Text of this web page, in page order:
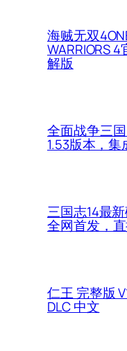
海贼无双
WARRIORS
解版
全面战争三
1.53版本，
三国志14最新
全网首发，
仁王 完整版
DLC 中文